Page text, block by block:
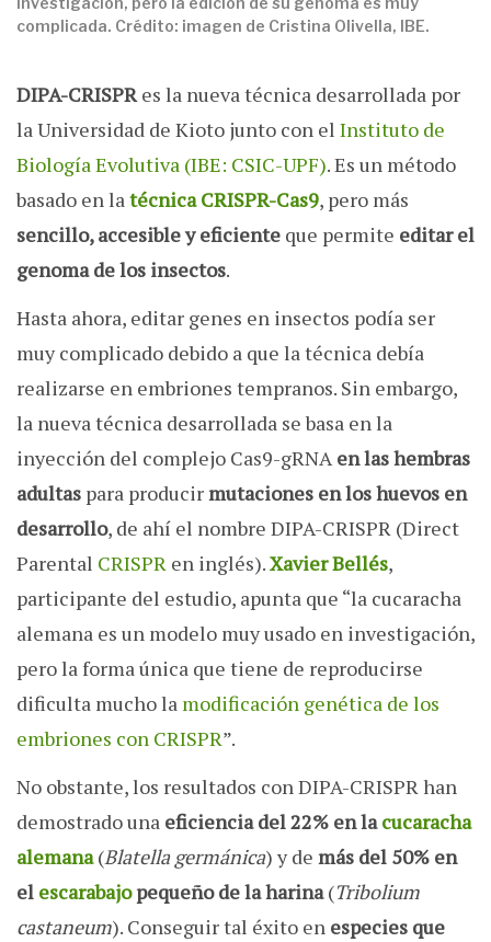
complicada. Crédito: imagen de Cristina Olivella, IBE.
DIPA-CRISPRes la nueva técnica desarrollada por
la Universidad de Kioto junto con el Instituto de
Biología Evolutiva (IBE: CSIC-UPF). Es un método
basado en latécnica CRISPR-Cas9, pero más
sencillo, accesible y eficiente que permite editar el
genoma de los insectos.
Hasta ahora, editar genes en insectos podía ser
muy complicado debido a que la técnica debía
realizarse en embriones tempranos. Sin embargo,
la nueva técnica desarrollada se basa en la
inyección del complejo Cas9-gRNAen las hembras
adultas para producirmutaciones en los huevos en
desarrollo, de ahí el nombre DIPA-CRISPR (Direct
Parental CRISPR en inglés).Xavier Bellés,
participante del estudio, apunta que “la cucaracha
alemana es un modelo muy usado en investigación,
pero la forma única que tiene de reproducirse
dificulta mucho la modificación genética de los
embriones con CRISPR”.
No obstante, los resultados con DIPA-CRISPR han
demostrado una eficiencia del 22% en lacucaracha
alemana(Blatella germánica) y de más del 50% en
el escarabajopequeño de la harina(Tribolium
castaneum). Conseguir tal éxito en especies que